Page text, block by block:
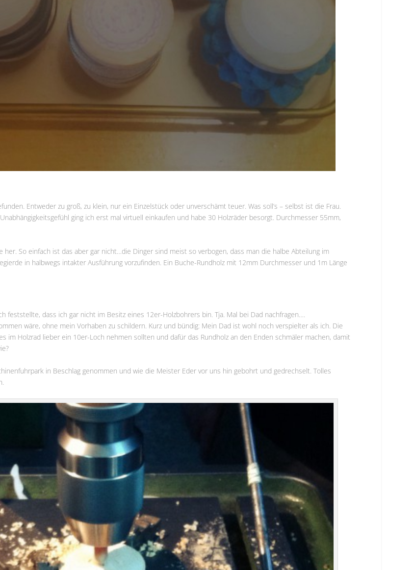
Entweder zu groß, zu klein, nur ein Einzelstück oder unverschämt teuer. Was soll’s – selbst ist die Frau.
ging ich erst mal virtuell einkaufen und habe 30 Holzräder besorgt. Durchmesser 55mm,
So einfach ist das aber gar nicht…die Dinger sind meist so verbogen, dass man die halbe Abteilung im
in halbwegs intakter Ausführung vorzufinden. Ein Buche-Rundholz mit 12mm Durchmesser und 1m Länge
feststellte, dass ich gar nicht im Besitz eines 12er-Holzbohrers bin. Tja. Mal bei Dad nachfragen….
wäre, ohne mein Vorhaben zu schildern. Kurz und bündig: Mein Dad ist wohl noch verspielter als ich. Die
im Holzrad lieber ein 10er-Loch nehmen sollten und dafür das Rundholz an den Enden schmäler machen, damit
in Beschlag genommen und wie die Meister Eder vor uns hin gebohrt und gedrechselt. Tolles